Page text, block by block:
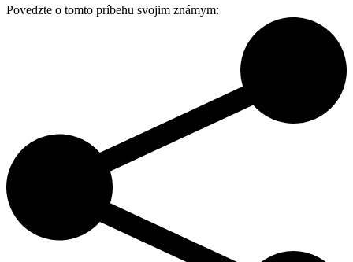
Povedzte o tomto príbehu svojim známym: